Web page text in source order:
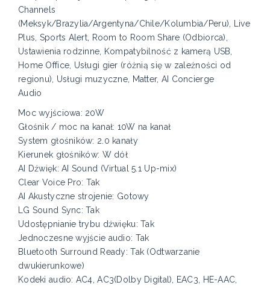
Channels
(Meksyk/Brazylia/Argentyna/Chile/Kolumbia/Peru), Live
Plus, Sports Alert, Room to Room Share (Odbiorca),
Ustawienia rodzinne, Kompatybilność z kamerą USB,
Home Office, Usługi gier (różnią się w zależności od
regionu), Usługi muzyczne, Matter, AI Concierge
Audio
Moc wyjściowa: 20W
Głośnik / moc na kanał: 10W na kanał
System głośników: 2.0 kanały
Kierunek głośników: W dół
AI Dźwięk: AI Sound (Virtual 5.1 Up-mix)
Clear Voice Pro: Tak
AI Akustyczne strojenie: Gotowy
LG Sound Sync: Tak
Udostępnianie trybu dźwięku: Tak
Jednoczesne wyjście audio: Tak
Bluetooth Surround Ready: Tak (Odtwarzanie
dwukierunkowe)
Kodeki audio: AC4, AC3(Dolby Digital), EAC3, HE-AAC,